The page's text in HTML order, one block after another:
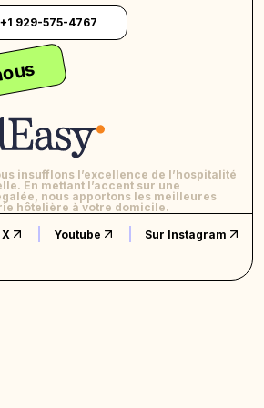
+1 929-575-4767
insufflons l’excellence de l’hospitalité
En mettant l’accent sur une
nous apportons les meilleures
hôtelière à votre domicile.
X Youtube
Sur Instagram